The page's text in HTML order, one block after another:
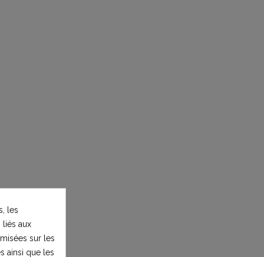
les
liés aux
sur les
ainsi que les